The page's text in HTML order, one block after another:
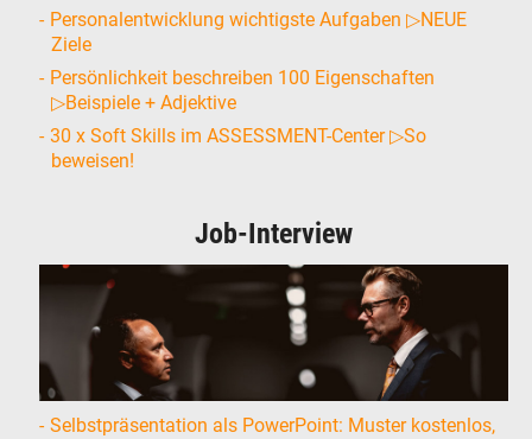
Personalentwicklung wichtigste Aufgaben ▷NEUE
Ziele
Persönlichkeit beschreiben 100 Eigenschaften
▷Beispiele + Adjektive
30 x Soft Skills im ASSESSMENT-Center ▷So
beweisen!
Job-Interview
Selbstpräsentation als PowerPoint: Muster kostenlos,